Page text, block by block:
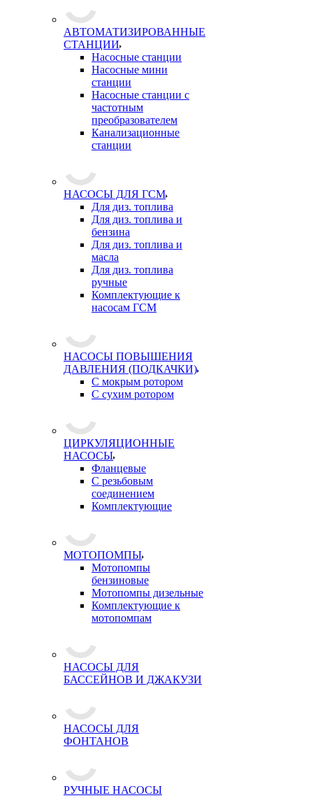
АВТОМАТИЗИРОВАННЫЕ
СТАНЦИИ
Насосные станции
Насосные мини
станции
Насосные станции с
частотным
преобразователем
Канализационные
станции
НАСОСЫ ДЛЯ ГСМ
Для диз. топлива
Для диз. топлива и
бензина
Для диз. топлива и
масла
Для диз. топлива
ручные
Комплектующие к
насосам ГСМ
НАСОСЫ ПОВЫШЕНИЯ
ДАВЛЕНИЯ (ПОДКАЧКИ)
С мокрым ротором
С сухим ротором
ЦИРКУЛЯЦИОННЫЕ
НАСОСЫ
Фланцевые
С резьбовым
соединением
Комплектующие
МОТОПОМПЫ
Мотопомпы
бензиновые
Мотопомпы дизельные
Комплектующие к
мотопомпам
НАСОСЫ ДЛЯ
БАССЕЙНОВ И ДЖАКУЗИ
НАСОСЫ ДЛЯ
ФОНТАНОВ
РУЧНЫЕ НАСОСЫ